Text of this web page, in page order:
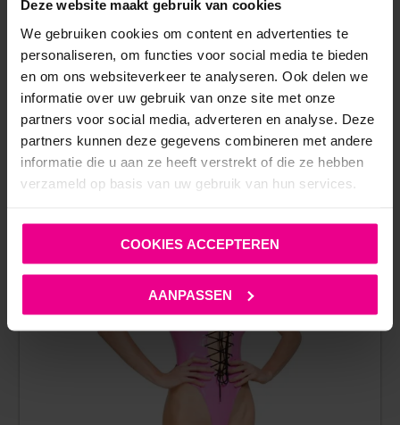
Deze website maakt gebruik van cookies
We gebruiken cookies om content en advertenties te
personaliseren, om functies voor social media te bieden
en om ons websiteverkeer te analyseren. Ook delen we
informatie over uw gebruik van onze site met onze
partners voor social media, adverteren en analyse. Deze
partners kunnen deze gegevens combineren met andere
informatie die u aan ze heeft verstrekt of die ze hebben
verzameld op basis van uw gebruik van hun services.
COOKIES ACCEPTEREN
AANPASSEN
ANDERE MENSEN BEKEKEN OOK:
SALE!